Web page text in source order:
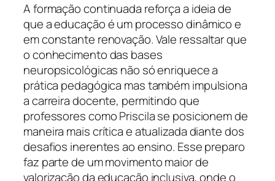
A formação continuada reforça a ideia de
que a educação é um processo dinâmico e
em constante renovação. Vale ressaltar que
o conhecimento das bases
neuropsicológicas não só enriquece a
prática pedagógica mas também impulsiona
a carreira docente, permitindo que
professores como Priscila se posicionem de
maneira mais crítica e atualizada diante dos
desafios inerentes ao ensino. Esse preparo
faz parte de um movimento maior de
valorização da educação inclusiva, onde o